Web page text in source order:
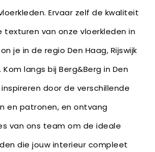
Ervaar zelf de kwaliteit
van onze vloerkleden in
je in de regio Den Haag, Rijswijk
Kom langs bij Berg&Berg in Den
door de verschillende
en patronen, en ontvang
van ons team om de ideale
die jouw interieur compleet